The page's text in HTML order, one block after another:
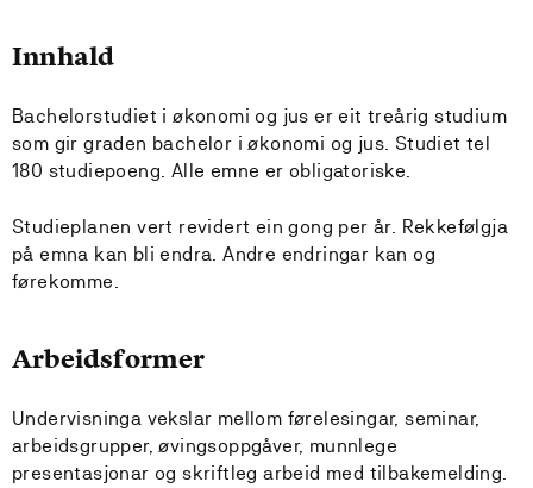
Innhald
Bachelorstudiet i økonomi og jus er eit treårig studium
som gir graden bachelor i økonomi og jus. Studiet tel
180 studiepoeng. Alle emne er obligatoriske.
Studieplanen vert revidert ein gong per år. Rekkefølgja
på emna kan bli endra. Andre endringar kan og
førekomme.
Arbeidsformer
Undervisninga vekslar mellom førelesingar, seminar,
arbeidsgrupper, øvingsoppgåver, munnlege
presentasjonar og skriftleg arbeid med tilbakemelding.